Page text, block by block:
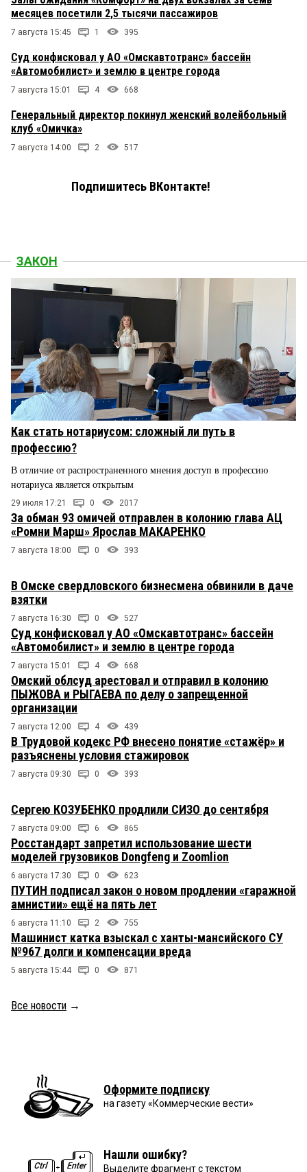
месяцев посетили 2,5 тысячи пассажиров
7 августа 15:45 1 395
Суд конфисковал у АО «Омскавтотранс» бассейн
«Автомобилист» и землю в центре города
7 августа 15:01 4 668
Генеральный директор покинул женский волейбольный
клуб «Омичка»
7 августа 14:00 2 517
Подпишитесь ВКонтакте!
ЗАКОН
Как стать нотариусом: сложный ли путь в
профессию?
В отличие от распространенного мнения доступ в профессию
нотариуса является открытым
29 июля 17:21 0 2017
За обман 93 омичей отправлен в колонию глава АЦ
«Ромни Марш» Ярослав МАКАРЕНКО
7 августа 18:00 0 393
В Омске свердловского бизнесмена обвинили в даче
взятки
7 августа 16:30 0 527
Суд конфисковал у АО «Омскавтотранс» бассейн
«Автомобилист» и землю в центре города
7 августа 15:01 4 668
Омский облсуд арестовал и отправил в колонию
ПЫЖОВА и РЫГАЕВА по делу о запрещенной
организации
7 августа 12:00 4 439
В Трудовой кодекс РФ внесено понятие «стажёр» и
разъяснены условия стажировок
7 августа 09:30 0 393
Сергею КОЗУБЕНКО продлили СИЗО до сентября
7 августа 09:00 6 865
Росстандарт запретил использование шести
моделей грузовиков Dongfeng и Zoomlion
6 августа 17:30 0 623
ПУТИН подписал закон о новом продлении «гаражной
амнистии» ещё на пять лет
6 августа 11:10 2 755
Машинист катка взыскал с ханты-мансийского СУ
№967 долги и компенсации вреда
5 августа 15:44 0 871
Все новости →
Оформите подписку
на газету «Коммерческие вести»
Нашли ошибку?
Выделите фрагмент с текстом